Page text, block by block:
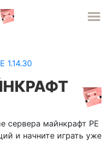
1.14.30
сервера майнкрафт PE
и начните играть уже